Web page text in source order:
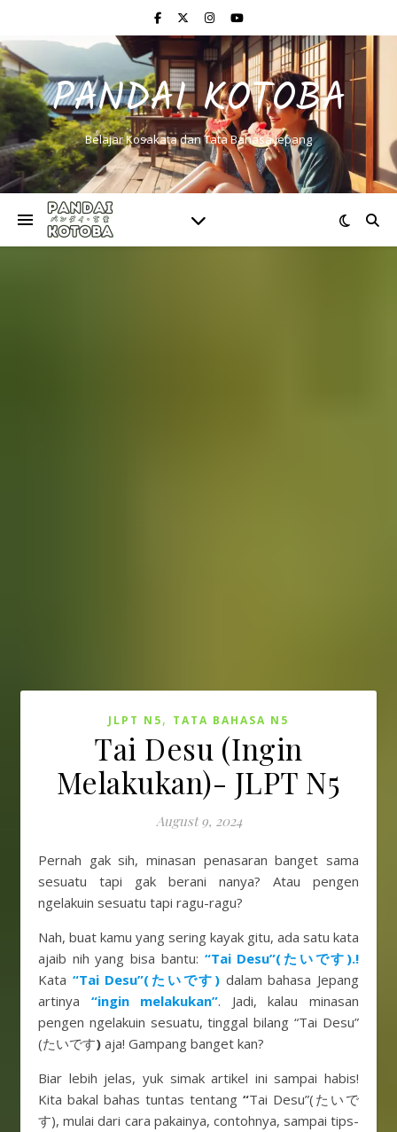
PANDAI KOTOBA
Belajar Kosakata dan Tata Bahasa Jepang
JLPT N5, TATA BAHASA N5
Tai Desu (Ingin
Melakukan)- JLPT N5
August 9, 2024
Pernah gak sih, minasan penasaran banget sama
sesuatu tapi gak berani nanya? Atau pengen
ngelakuin sesuatu tapi ragu-ragu?
Nah, buat kamu yang sering kayak gitu, ada satu kata
ajaib nih yang bisa bantu: “Tai Desu”(たいです).!
Kata “Tai Desu”(たいです) dalam bahasa Jepang
artinya “ingin melakukan”. Jadi, kalau minasan
pengen ngelakuin sesuatu, tinggal bilang “Tai Desu”
(たいです) aja! Gampang banget kan?
Biar lebih jelas, yuk simak artikel ini sampai habis!
Kita bakal bahas tuntas tentang “Tai Desu”(たいで
す), mulai dari cara pakainya, contohnya, sampai tips-